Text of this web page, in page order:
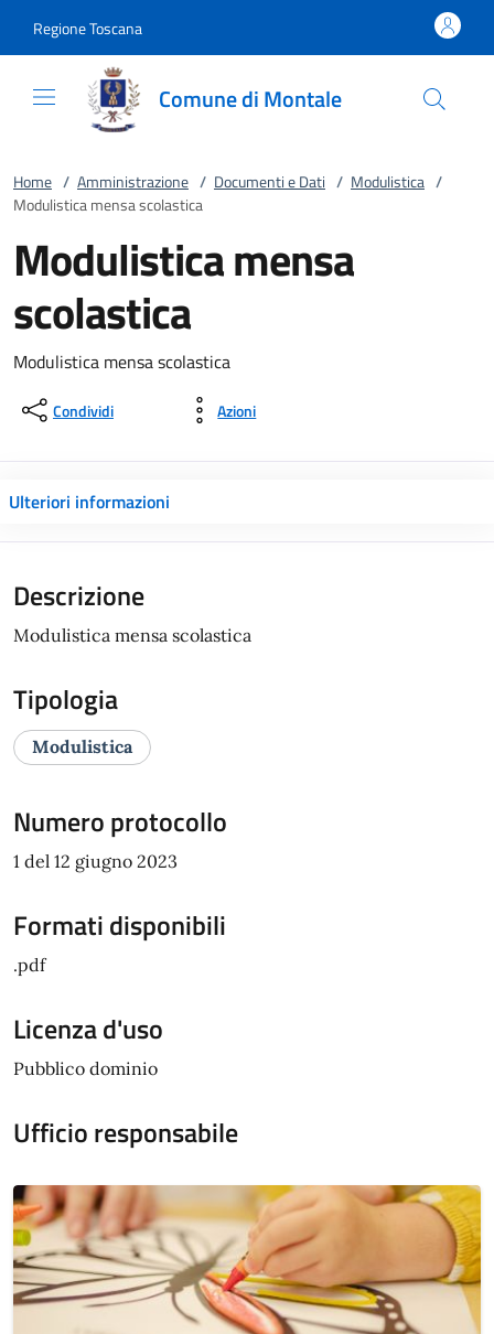
Regione Toscana
Comune di Montale
Home / Amministrazione / Documenti e Dati / Modulistica /
Modulistica mensa scolastica
Modulistica mensa
scolastica
Modulistica mensa scolastica
Condividi Azioni
Ulteriori informazioni
Descrizione
Modulistica mensa scolastica
Tipologia
Modulistica
Numero protocollo
1 del 12 giugno 2023
Formati disponibili
.pdf
Licenza d'uso
Pubblico dominio
Ufficio responsabile